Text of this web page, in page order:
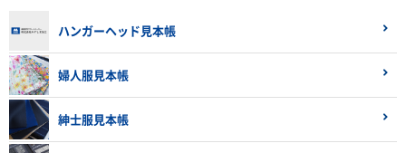
ハンガーヘッド見本帳
婦人服見本帳
紳士服見本帳